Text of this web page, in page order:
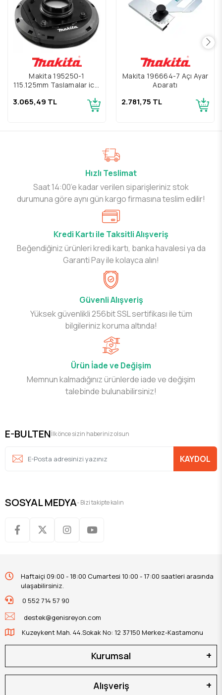
Makita 195250-1
115,125mm Taşlamalar için
3.065,49 TL
Makita 196664-7 Açı Ayar
Aparatı
2.781,75 TL
Hızlı Teslimat
Saat 14:00’e kadar verilen siparişleriniz stok
durumuna göre aynı gün kargo firmasına teslim edilir!
Kredi Kartı ile Taksitli Alışveriş
Beğendiğiniz ürünleri kredi kartı, banka havalesi ya da
Garanti Pay ile kolayca alın!
Güvenli Alışveriş
Yüksek güvenlikli 256bit SSL sertifikası ile tüm
bilgileriniz koruma altında!
Ürün İade ve Değişim
Memnun kalmadığınız ürünlerde iade ve değişim
talebinde bulunabilirsiniz!
E-BULTENİlk önce sizin haberiniz olsun
KAYDOL
SOSYAL MEDYA- Bizi takipte kalın
Haftaiçi 09:00 - 18:00 Cumartesi 10:00 - 17:00 saatleri arasında
ulaşabilirsiniz.
0 552 714 57 90
destek@genisreyon.com
Kuzeykent Mah. 44.Sokak No: 12 37150 Merkez-Kastamonu
Kurumsal
Alışveriş